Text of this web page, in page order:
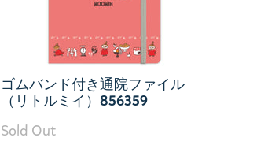
ゴムバンド付き通院ファイル
（リトルミイ）856359
Sold Out